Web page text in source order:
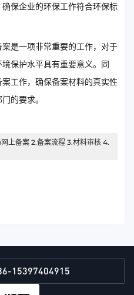
保企业的环保工作符合环保标
是一项非常重要的工作，对于
保护水平具有重要意义。同
工作，确保备案材料的真实性
的要求。
上备案 2.备案流程 3.材料审核 4.
15397404915